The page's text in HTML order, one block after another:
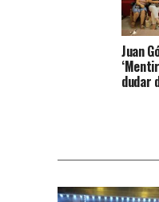
Juan
dudar